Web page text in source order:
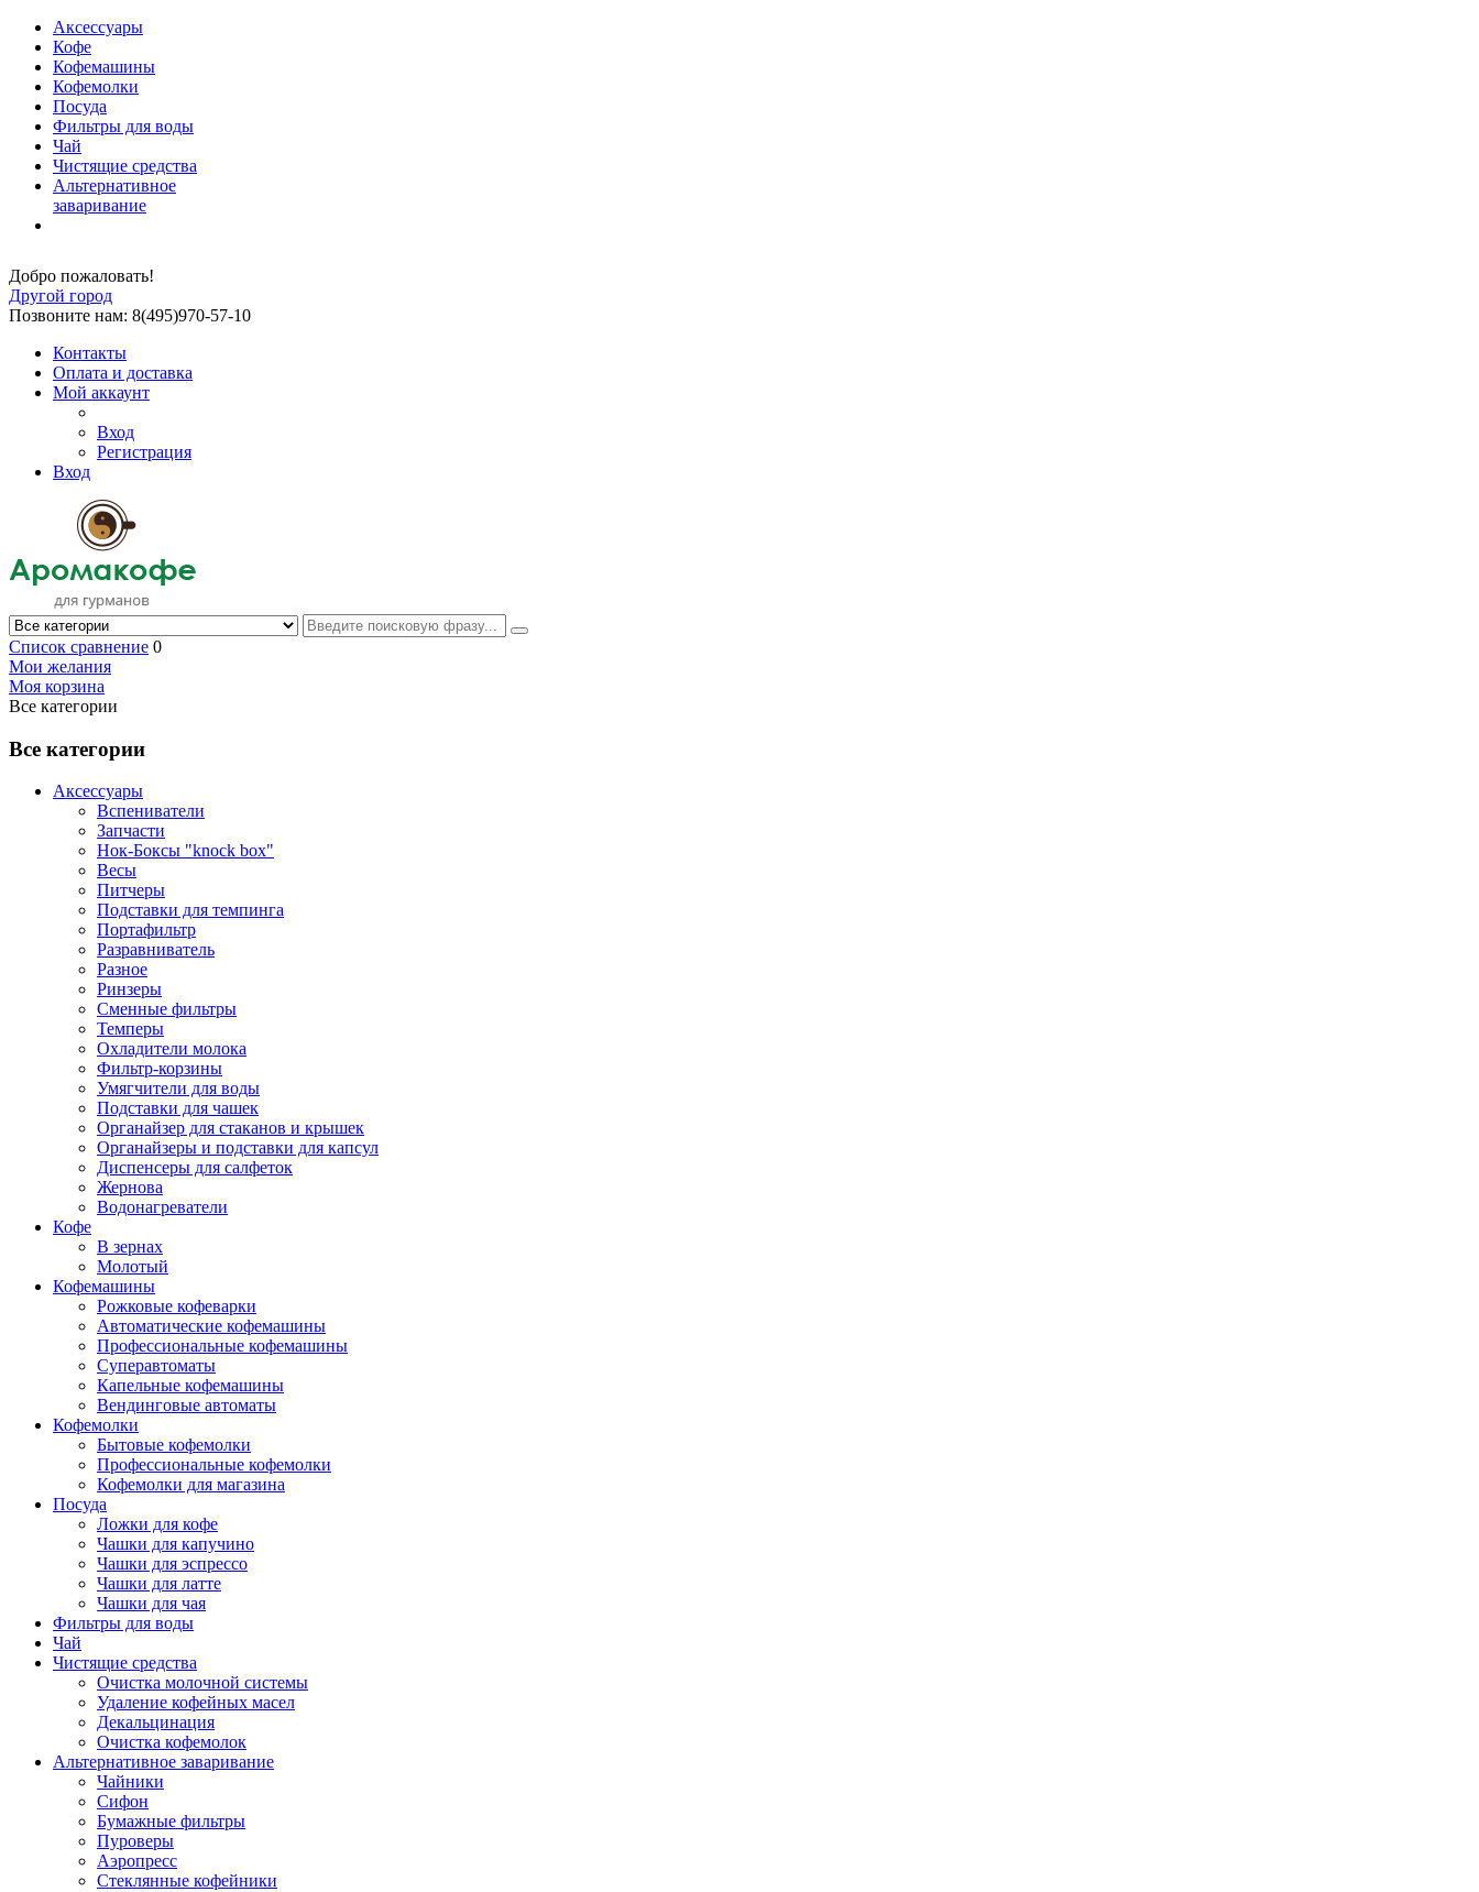
Аксессуары
Кофе
Кофемашины
Кофемолки
Посуда
Фильтры для воды
Чай
Чистящие средства
Альтернативное
заваривание
Добро пожаловать!
Другой город
Позвоните нам: 8(495)970-57-10
Контакты
Оплата и доставка
Мой аккаунт
Вход
Регистрация
Вход
Список сравнение 0
Мои желания
Моя корзина
Все категории
Все категории
Аксессуары
Вспениватели
Запчасти
Нок-Боксы "knock box"
Весы
Питчеры
Подставки для темпинга
Портафильтр
Разравниватель
Разное
Ринзеры
Сменные фильтры
Темперы
Охладители молока
Фильтр-корзины
Умягчители для воды
Подставки для чашек
Органайзер для стаканов и крышек
Органайзеры и подставки для капсул
Диспенсеры для салфеток
Жернова
Водонагреватели
Кофе
В зернах
Молотый
Кофемашины
Рожковые кофеварки
Автоматические кофемашины
Профессиональные кофемашины
Суперавтоматы
Капельные кофемашины
Вендинговые автоматы
Кофемолки
Бытовые кофемолки
Профессиональные кофемолки
Кофемолки для магазина
Посуда
Ложки для кофе
Чашки для капучино
Чашки для эспрессо
Чашки для латте
Чашки для чая
Фильтры для воды
Чай
Чистящие средства
Очистка молочной системы
Удаление кофейных масел
Декальцинация
Очистка кофемолок
Альтернативное заваривание
Чайники
Сифон
Бумажные фильтры
Пуроверы
Аэропресс
Стеклянные кофейники